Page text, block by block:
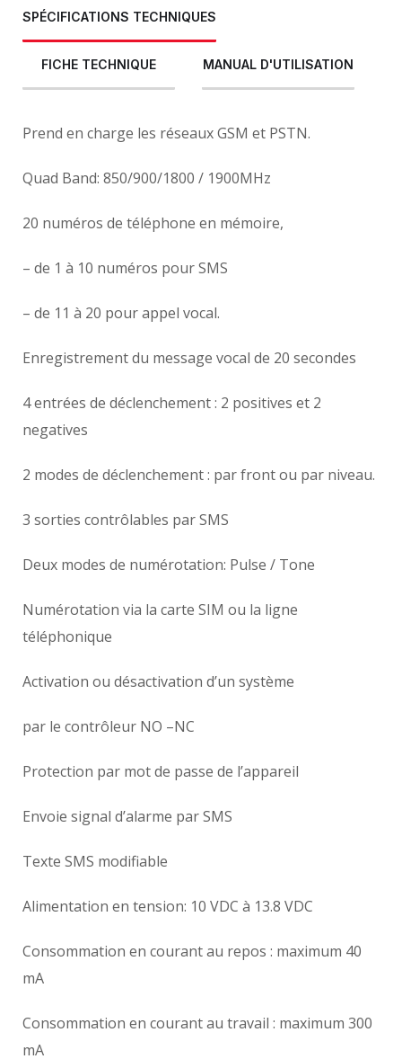
SPÉCIFICATIONS TECHNIQUES
FICHE TECHNIQUE MANUAL D'UTILISATION
Prend en charge les réseaux GSM et PSTN.
Quad Band: 850/900/1800 / 1900MHz
20 numéros de téléphone en mémoire,
– de 1 à 10 numéros pour SMS
– de 11 à 20 pour appel vocal.
Enregistrement du message vocal de 20 secondes
4 entrées de déclenchement : 2 positives et 2
negatives
2 modes de déclenchement : par front ou par niveau.
3 sorties contrôlables par SMS
Deux modes de numérotation: Pulse / Tone
Numérotation via la carte SIM ou la ligne
téléphonique
Activation ou désactivation d’un système
par le contrôleur NO –NC
Protection par mot de passe de l’appareil
Envoie signal d’alarme par SMS
Texte SMS modifiable
Alimentation en tension: 10 VDC à 13.8 VDC
Consommation en courant au repos : maximum 40
mA
Consommation en courant au travail : maximum 300
mA